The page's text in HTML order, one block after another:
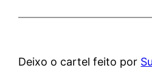
Deixo o cartel feito por